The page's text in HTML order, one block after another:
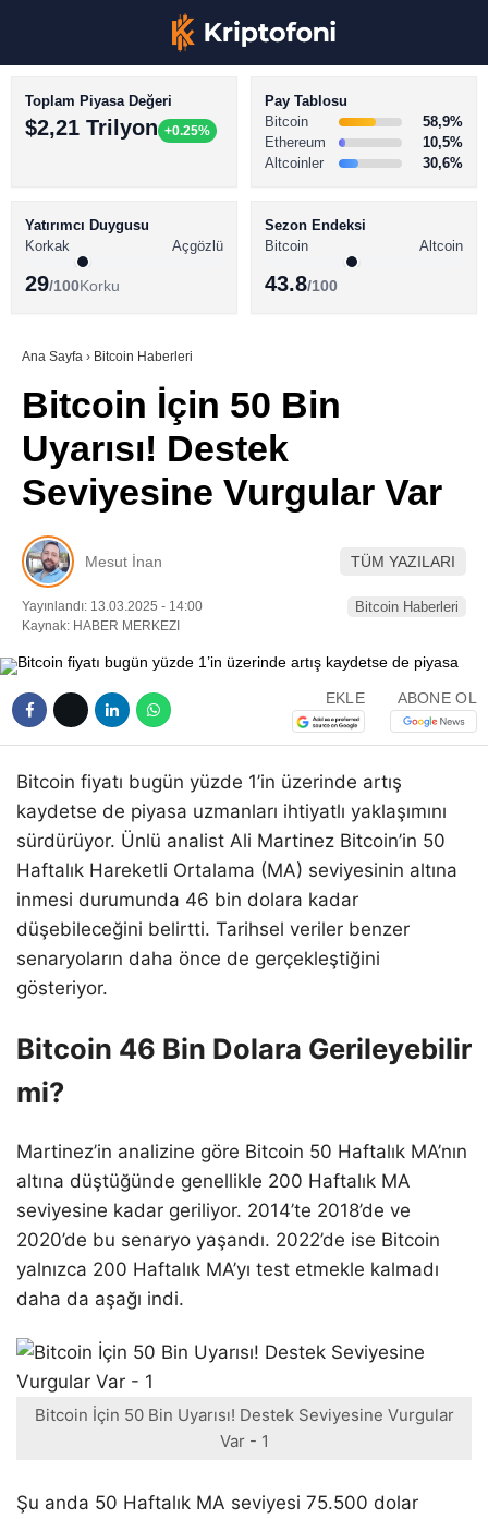
Youtube
BİTCOİN HABERLERİ
ALTCOİN HABERLERİ
SÖZLÜK
Toplam Piyasa Değeri
$2,21 Trilyon +0.25%
Pay Tablosu
Bitcoin
58,9%
Ethereum
10,5%
Altcoinler
30,6%
Yatırımcı Duygusu
Korkak
Açgözlü
29/100Korku
Sezon Endeksi
Bitcoin
Altcoin
43.8/100
Ana Sayfa › Bitcoin Haberleri
Bitcoin İçin 50 Bin
Uyarısı! Destek
Seviyesine Vurgular Var
Mesut İnan TÜM YAZILARI
Yayınlandı: 13.03.2025 - 14:00
Kaynak: HABER MERKEZI
Bitcoin Haberleri
EKLE ABONE OL
Bitcoin fiyatı bugün yüzde 1’in üzerinde artış
kaydetse de piyasa uzmanları ihtiyatlı yaklaşımını
sürdürüyor. Ünlü analist Ali Martinez Bitcoin’in 50
Haftalık Hareketli Ortalama (MA) seviyesinin altına
inmesi durumunda 46 bin dolara kadar
düşebileceğini belirtti. Tarihsel veriler benzer
senaryoların daha önce de gerçekleştiğini
gösteriyor.
Bitcoin 46 Bin Dolara Gerileyebilir
mi?
Martinez’in analizine göre Bitcoin 50 Haftalık MA’nın
altına düştüğünde genellikle 200 Haftalık MA
seviyesine kadar geriliyor. 2014’te 2018’de ve
2020’de bu senaryo yaşandı. 2022’de ise Bitcoin
yalnızca 200 Haftalık MA’yı test etmekle kalmadı
daha da aşağı indi.
Bitcoin İçin 50 Bin Uyarısı! Destek Seviyesine Vurgular
Var - 1
Şu anda 50 Haftalık MA seviyesi 75.500 dolar